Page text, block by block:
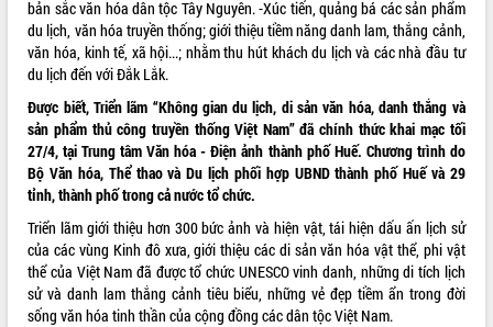
bản sắc văn hóa dân tộc Tây Nguyên. -Xúc tiến, quảng bá các sản phẩm
du lịch, văn hóa truyền thống; giới thiệu tiềm năng danh lam, thắng cảnh,
văn hóa, kinh tế, xã hội...; nhằm thu hút khách du lịch và các nhà đầu tư
du lịch đến với Đắk Lắk.
Được biết, Triển lãm “Không gian du lịch, di sản văn hóa, danh thắng và
sản phẩm thủ công truyền thống Việt Nam” đã chính thức khai mạc tối
27/4, tại Trung tâm Văn hóa - Điện ảnh thành phố Huế. Chương trình do
Bộ Văn hóa, Thể thao và Du lịch phối hợp UBND thành phố Huế và 29
tỉnh, thành phố trong cả nước tổ chức.
Triển lãm giới thiệu hơn 300 bức ảnh và hiện vật, tái hiện dấu ấn lịch sử
của các vùng Kinh đô xưa, giới thiệu các di sản văn hóa vật thể, phi vật
thể của Việt Nam đã được tổ chức UNESCO vinh danh, những di tích lịch
sử và danh lam thắng cảnh tiêu biểu, những vẻ đẹp tiềm ẩn trong đời
sống văn hóa tinh thần của cộng đồng các dân tộc Việt Nam.